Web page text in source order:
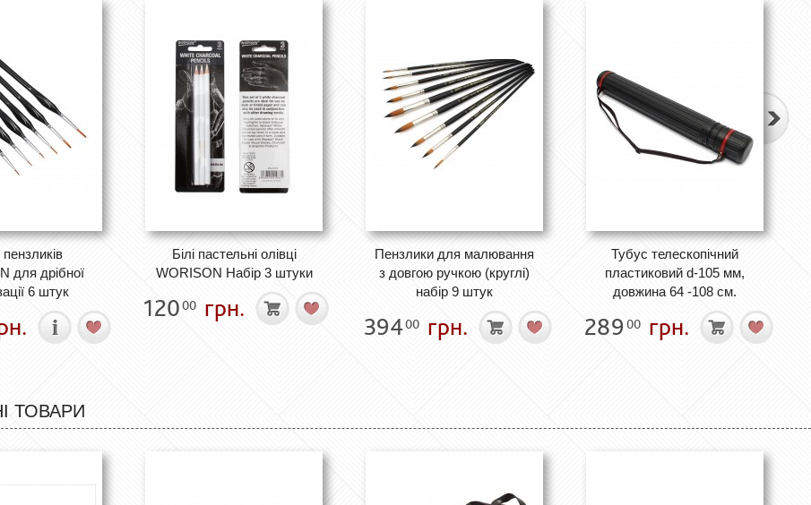
для дрібної
6 штук
Білі пастельні олівці
WORISON Набір 3 штуки
12000 грн.
Пензлики для малювання
з довгою ручкою (круглі)
набір 9 штук
39400 грн.
Тубус телескопічний
пластиковий d-105 мм,
довжина 64 -108 см.
289 00 грн.
ТОВАРИ